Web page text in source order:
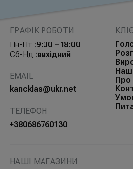
ГРАФІК РОБОТИ
Пн-Пт :9:00 – 18:00
Сб-Нд :вихідний
EMAIL
kancklas@ukr.net
ТЕЛЕФОН
+380686760130
Про
НАШІ МАГАЗИНИ